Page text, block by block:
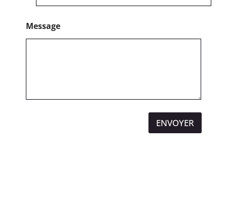
Message
ENVOYER